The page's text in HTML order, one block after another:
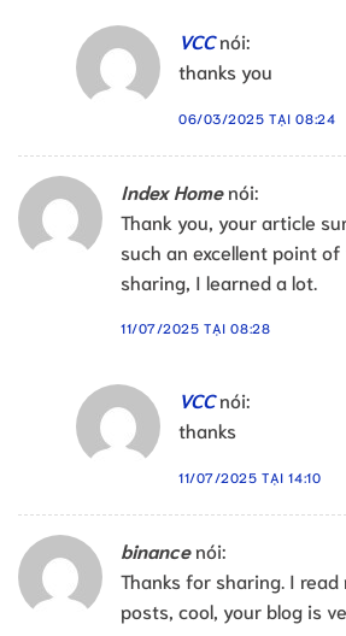
VCC nói:
thanks you
06/03/2025 TẠI 08:24
Index Home nói:
Thank you, your article
such an excellent point
sharing, I learned a lot.
11/07/2025 TẠI 08:28
VCC nói:
thanks
11/07/2025 TẠI 14:10
binance nói:
Thanks for sharing. I
posts, cool, your blog is